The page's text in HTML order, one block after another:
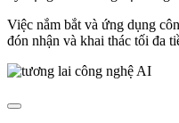
Việc nắm bắt và ứng dụng
đón nhận và khai thác tối đa